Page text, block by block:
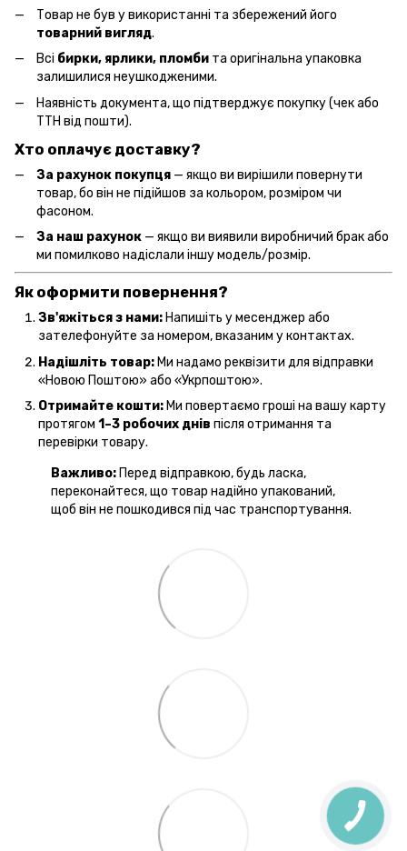
Товар не був у використанні та збережений його
товарний вигляд.
Всі бирки, ярлики, пломби та оригінальна упаковка
залишилися неушкодженими.
Наявність документа, що підтверджує покупку (чек або
ТТН від пошти).
Хто оплачує доставку?
За рахунок покупця — якщо ви вирішили повернути
товар, бо він не підійшов за кольором, розміром чи
фасоном.
За наш рахунок — якщо ви виявили виробничий брак або
ми помилково надіслали іншу модель/розмір.
Як оформити повернення?
Зв'яжіться з нами: Напишіть у месенджер або
зателефонуйте за номером, вказаним у контактах.
Надішліть товар: Ми надамо реквізити для відправки
«Новою Поштою» або «Укрпоштою».
Отримайте кошти: Ми повертаємо гроші на вашу карту
протягом 1–3 робочих днів після отримання та
перевірки товару.
Важливо: Перед відправкою, будь ласка,
переконайтеся, що товар надійно упакований,
щоб він не пошкодився під час транспортування.